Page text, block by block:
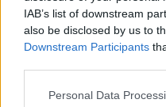
IAB’s list of downstream
also be disclosed by us to
Downstream Participants
Personal Data
vaiko gyvybių išgelbėti
Žinios Lietuvos diena
Savaitės vidurys